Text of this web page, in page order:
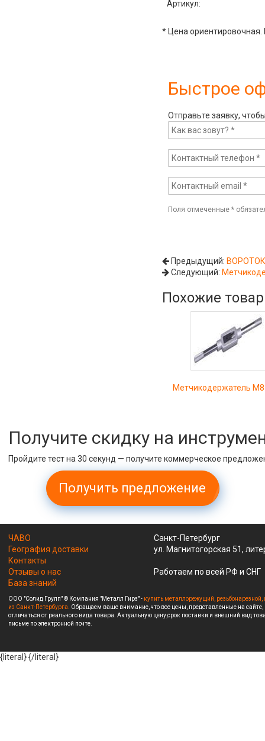
Артикул:
* Цена ориентировочная.
Быстрое
Отправьте заявку,
Поля отмеченные*
Предыдущий:
Следующий:
Похожие
Метчикодержатель
Получите скидку на
Пройдите тест на 30 секунд — получите коммерческое
Получить предложение
ЧАВО
География доставки
Контакты
Отзывы о нас
База знаний
Санкт-Петербург
ул. Магнитогорская 51,
Работаем по всей РФ и СНГ
ООО "Солид Групп" © Компания "Металл Гирз" - купить металлорежущий,
из Санкт-Петербурга. Обращаем ваше внимание, что все цены, представленные на
отличаться от реального вида товара. Актуальную цену,срок поставки и внешний вид
письме по электронной почте.
{literal}{/literal}